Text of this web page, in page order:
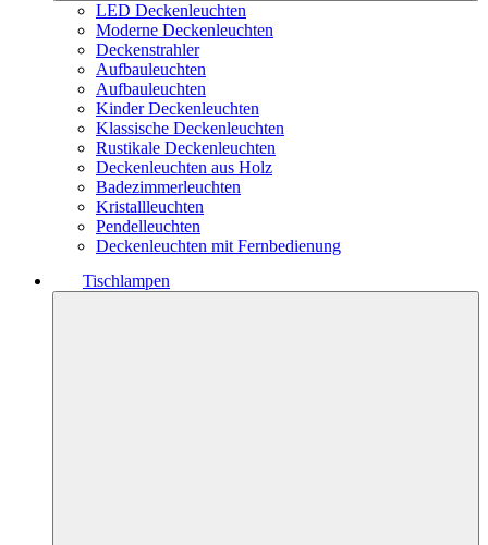
LED Deckenleuchten
Moderne Deckenleuchten
Deckenstrahler
Aufbauleuchten
Aufbauleuchten
Kinder Deckenleuchten
Klassische Deckenleuchten
Rustikale Deckenleuchten
Deckenleuchten aus Holz
Badezimmerleuchten
Kristallleuchten
Pendelleuchten
Deckenleuchten mit Fernbedienung
Tischlampen